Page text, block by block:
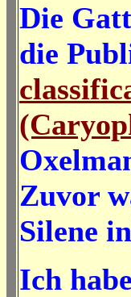
Die
die
Zuvor
Silene
Ich